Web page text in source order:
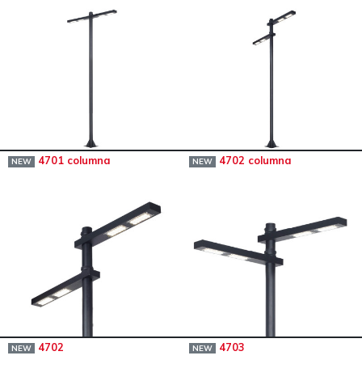
NEW 4701 columna NEW 4702 columna
NEW 4702 NEW 4703